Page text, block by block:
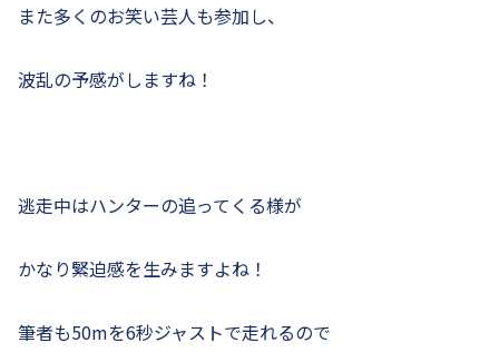
また多くのお笑い芸人も参加し、
波乱の予感がしますね！
逃走中はハンターの追ってくる様が
かなり緊迫感を生みますよね！
筆者も50mを6秒ジャストで走れるので